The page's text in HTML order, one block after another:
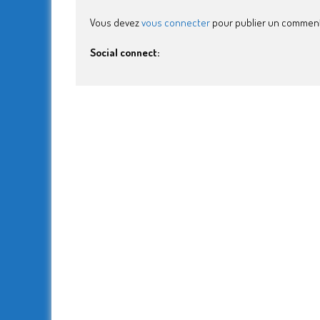
Vous devezvous connecter pour publier un
Social connect: